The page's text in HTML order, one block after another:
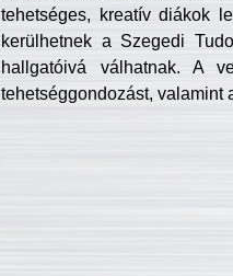
tehetséges, kreatív diákok
kerülhetnek a Szegedi
hallgatóivá válhatnak. A
tehetséggondozást, valamint